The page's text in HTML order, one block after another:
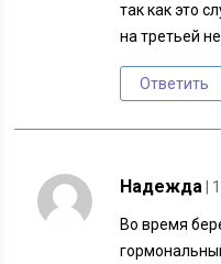
так как это
на третьей
Ответить
Надежда |
Во время